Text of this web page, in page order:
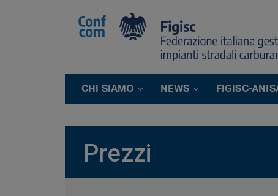
CHI SIAMO NEWS FIGISC-
Prezzi